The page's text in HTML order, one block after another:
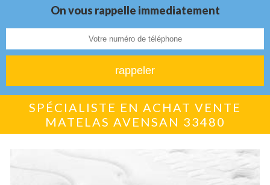
On vous rappelle immediatement
SPÉCIALISTE EN ACHAT VENTE
MATELAS AVENSAN 33480